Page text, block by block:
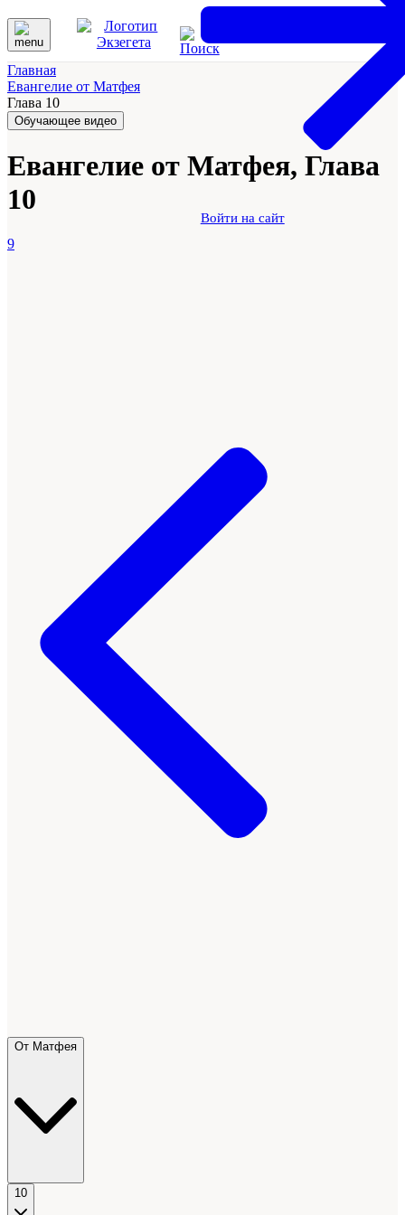
Войти на сайт
Главная
Евангелие от Матфея
Глава 10
Обучающее видео
Евангелие от Матфея, Глава
10
9
От Матфея
10